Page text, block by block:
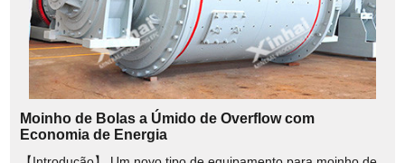
Moinho de Bolas a Úmido de Overflow com
Economia de Energia